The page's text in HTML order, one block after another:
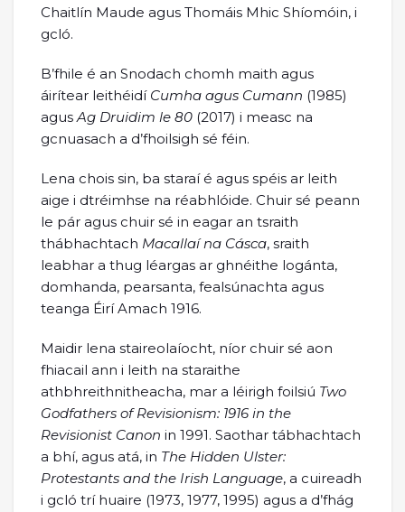
Chaitlín Maude agus Thomáis Mhic Shíomóin, i
gcló.
B’fhile é an Snodach chomh maith agus
áirítear leithéidí Cumha agus Cumann (1985)
agusAg Druidim le 80 (2017) i measc na
gcnuasach a d’fhoilsigh sé féin.
Lena chois sin, ba staraí é agus spéis ar leith
aige i dtréimhse na réabhlóide. Chuir sé peann
le pár agus chuir sé in eagar an tsraith
thábhachtach Macallaí na Cásca, sraith
leabhar a thug léargas ar ghnéithe logánta,
domhanda, pearsanta, fealsúnachta agus
teanga Éirí Amach 1916.
Maidir lena staireolaíocht, níor chuir sé aon
fhiacail ann i leith na staraithe
athbhreithnitheacha, mar a léirigh foilsiú Two
Godfathers of Revisionism: 1916 in the
Revisionist Canon in 1991. Saothar tábhachtach
a bhí, agus atá, in The Hidden Ulster:
Protestants and the Irish Language, a cuireadh
i gcló trí huaire (1973, 1977, 1995) agus a d’fhág